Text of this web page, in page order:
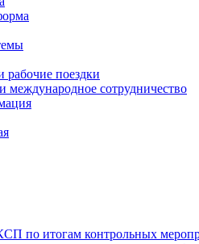
поездки
международное сотрудничество
по итогам контрольных